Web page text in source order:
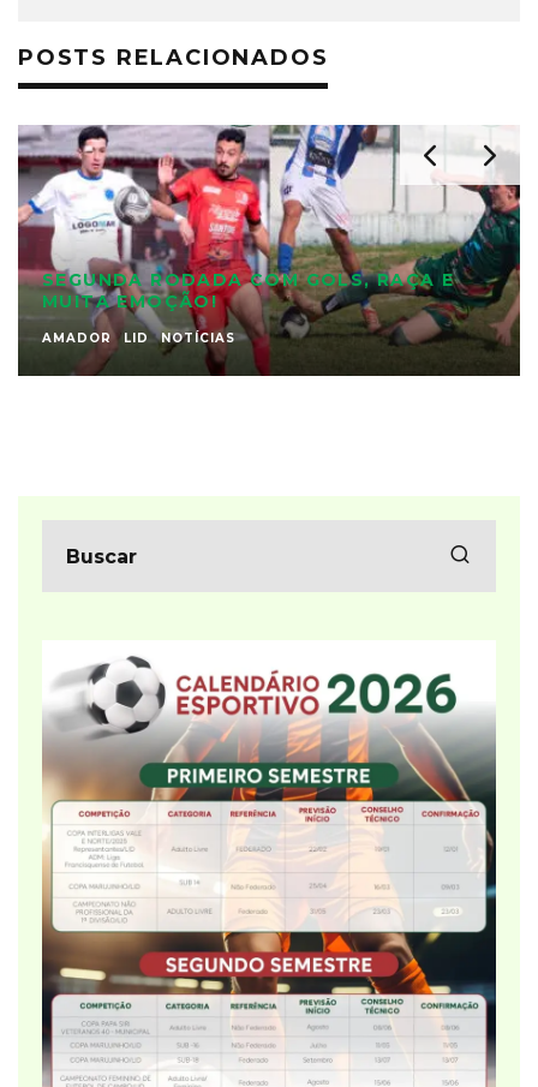
POSTS RELACIONADOS
SEGUNDA RODADA COM GOLS, RAÇA E
MUITA EMOÇÃO!
AMADOR LID NOTÍCIAS